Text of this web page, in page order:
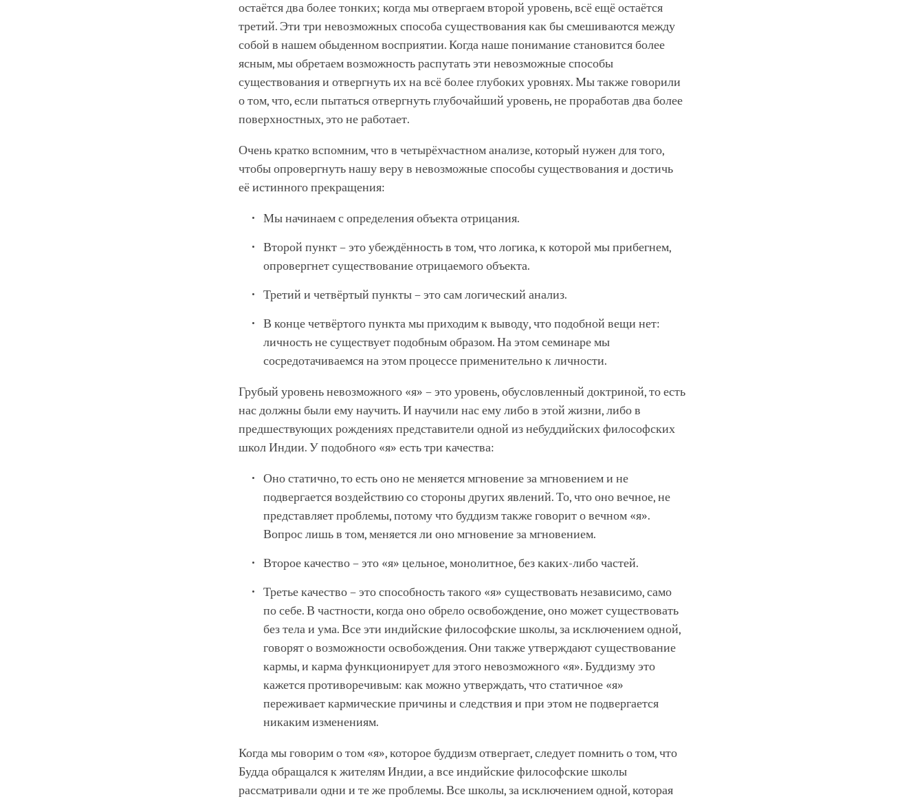
остаётся два более тонких; когда мы отвергаем второй уровень, всё ещё остаётся
третий. Эти три невозможных способа существования как бы смешиваются между
собой в нашем обыденном восприятии. Когда наше понимание становится более
ясным, мы обретаем возможность распутать эти невозможные способы
существования и отвергнуть их на всё более глубоких уровнях. Мы также говорили
о том, что, если пытаться отвергнуть глубочайший уровень, не проработав два более
поверхностных, это не работает.
Очень кратко вспомним, что в четырёхчастном анализе, который нужен для того,
чтобы опровергнуть нашу веру в невозможные способы существования и достичь
её истинного прекращения:
Мы начинаем с определения объекта отрицания.
Второй пункт – это убеждённость в том, что логика, к которой мы прибегнем,
опровергнет существование отрицаемого объекта.
Третий и четвёртый пункты – это сам логический анализ.
В конце четвёртого пункта мы приходим к выводу, что подобной вещи нет:
личность не существует подобным образом. На этом семинаре мы
сосредотачиваемся на этом процессе применительно к личности.
Грубый уровень невозможного «я» – это уровень, обусловленный доктриной, то есть
нас должны были ему научить. И научили нас ему либо в этой жизни, либо в
предшествующих рождениях представители одной из небуддийских философских
школ Индии. У подобного «я» есть три качества:
Оно статично, то есть оно не меняется мгновение за мгновением и не
подвергается воздействию со стороны других явлений. То, что оно вечное, не
представляет проблемы, потому что буддизм также говорит о вечном «я».
Вопрос лишь в том, меняется ли оно мгновение за мгновением.
Второе качество – это «я» цельное, монолитное, без каких-либо частей.
Третье качество – это способность такого «я» существовать независимо, само
по себе. В частности, когда оно обрело освобождение, оно может существовать
без тела и ума. Все эти индийские философские школы, за исключением одной,
говорят о возможности освобождения. Они также утверждают существование
кармы, и карма функционирует для этого невозможного «я». Буддизму это
кажется противоречивым: как можно утверждать, что статичное «я»
переживает кармические причины и следствия и при этом не подвергается
никаким изменениям.
Когда мы говорим о том «я», которое буддизм отвергает, следует помнить о том, что
Будда обращался к жителям Индии, а все индийские философские школы
рассматривали одни и те же проблемы. Все школы, за исключением одной, которая